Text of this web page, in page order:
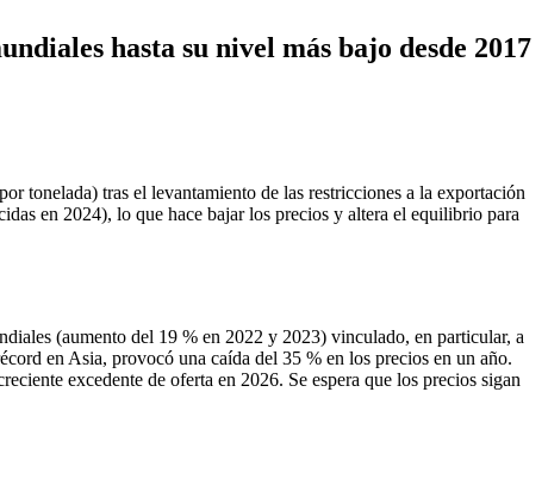
hasta su nivel más bajo desde 2017
tonelada) tras el levantamiento de las restricciones a la exportación
en 2024), lo que hace bajar los precios y altera el equilibrio para
(aumento del 19 % en 2022 y 2023) vinculado, en particular, a
en Asia, provocó una caída del 35 % en los precios en un año.
excedente de oferta en 2026. Se espera que los precios sigan